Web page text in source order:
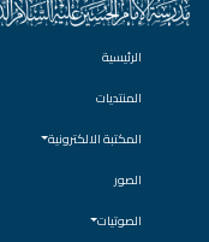
الرئيسية
المنتديات
المكتبة الالكترونية
الصور
الصوتيات